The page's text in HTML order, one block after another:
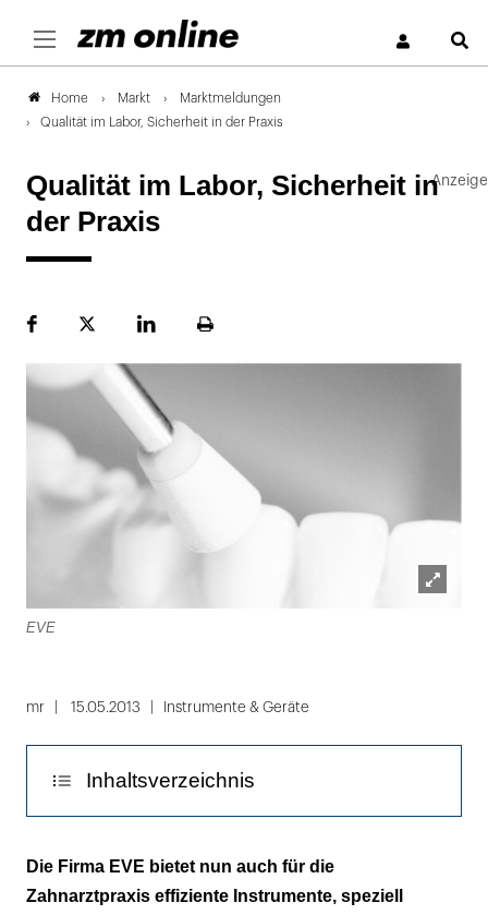
Home Markt
Marktmeldungen
Qualität im Labor, Sicherheit in der Praxis
Qualität im Labor, Sicherheit in
der Praxis
FacebookPlattformLinekdInSeite
EVE
mr 15.05.2013 Instrumente & Geräte
Inhaltsverzeichnis
Die Lücke für den Zahnarztbereich
geschlossen
Die Firma EVE bietet nun auch für die
Zahnarztpraxis effiziente Instrumente, speziell